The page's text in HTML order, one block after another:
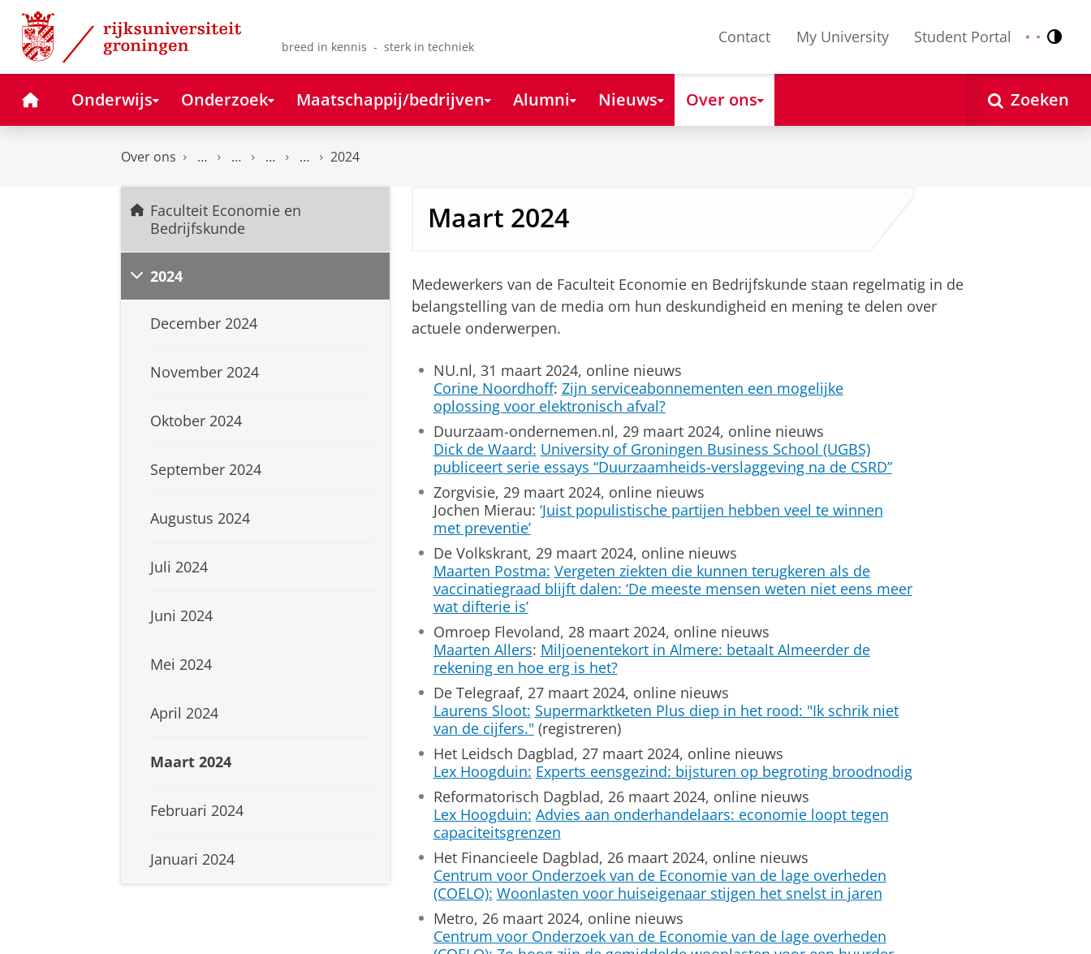
Skip
Content
Skip
Navigation
breed in kennis - sterk in techniek
Contact My University Student Portal Nederlands
English
HomeOnderwijs Onderzoek Maatschappij/bedrijven Alumni Nieuws Over ons Zoeken
Over ons 2024
Faculteit Economie en
Bedrijfskunde
2024
December 2024
November 2024
Oktober 2024
September 2024
Augustus 2024
Juli 2024
Juni 2024
Mei 2024
April 2024
Maart 2024
Februari 2024
Januari 2024
Maart 2024
Medewerkers van de Faculteit Economie en Bedrijfskunde staan regelmatig in de
belangstelling van de media om hun deskundigheid en mening te delen over
actuele onderwerpen.
NU.nl, 31 maart 2024, online nieuws
Corine Noordhoff: Zijn serviceabonnementen een mogelijke
oplossing voor elektronisch afval?
Duurzaam-ondernemen.nl, 29 maart 2024, online nieuws
Dick de Waard: University of Groningen Business School (UGBS)
publiceert serie essays “Duurzaamheids-verslaggeving na de CSRD”
Zorgvisie, 29 maart 2024, online nieuws
Jochen Mierau: ‘Juist populistische partijen hebben veel te winnen
met preventie’
De Volkskrant, 29 maart 2024, online nieuws
Maarten Postma: Vergeten ziekten die kunnen terug­keren als de
vaccinatiegraad blijft dalen: ‘De meeste mensen weten niet eens meer
wat difterie is’
Omroep Flevoland, 28 maart 2024, online nieuws
Maarten Allers: Miljoenentekort in Almere: betaalt Almeerder de
rekening en hoe erg is het?
De Telegraaf, 27 maart 2024, online nieuws
Laurens Sloot: Supermarktketen Plus diep in het rood: "Ik schrik niet
van de cijfers." (registreren)
Het Leidsch Dagblad, 27 maart 2024, online nieuws
Lex Hoogduin: Experts eensgezind: bijsturen op begroting broodnodig
Reformatorisch Dagblad, 26 maart 2024, online nieuws
Lex Hoogduin: Advies aan onderhandelaars: economie loopt tegen
capaciteitsgrenzen
Het Financieele Dagblad, 26 maart 2024, online nieuws
Centrum voor Onderzoek van de Economie van de lage overheden
(COELO): Woonlasten voor huiseigenaar stijgen het snelst in jaren
Metro, 26 maart 2024, online nieuws
Centrum voor Onderzoek van de Economie van de lage overheden